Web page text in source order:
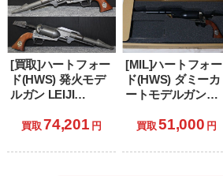
[買取]ハートフォー
ド(HWS) 発火モデ
ルガン LEIJI
COLLECTION 戦士
グーン シリアルナ
買取 74,201 円
[MIL]ハートフォー
ド(HWS) ダミーカ
ートモデルガン
ARMS
の銃 コスモドラグ
買取 51,000 円